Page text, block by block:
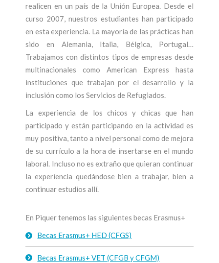
realicen en un país de la Unión Europea. Desde el
curso 2007, nuestros estudiantes han participado
en esta experiencia. La mayoría de las prácticas han
sido en Alemania, Italia, Bélgica, Portugal…
Trabajamos con distintos tipos de empresas desde
multinacionales como American Express hasta
instituciones que trabajan por el desarrollo y la
inclusión como los Servicios de Refugiados.
La experiencia de los chicos y chicas que han
participado y están participando en la actividad es
muy positiva, tanto a nivel personal como de mejora
de su currículo a la hora de insertarse en el mundo
laboral. Incluso no es extraño que quieran continuar
la experiencia quedándose bien a trabajar, bien a
continuar estudios allí.
En Piquer tenemos las siguientes becas Erasmus+
Becas Erasmus+ HED (CFGS)
Becas Erasmus+ VET (CFGB y CFGM)